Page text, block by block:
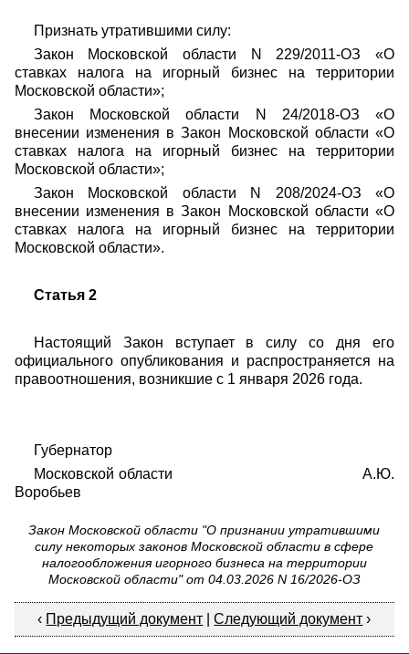
Признать утратившими силу:
Закон Московской области N 229/2011-ОЗ «О
ставках налога на игорный бизнес на территории
Московской области»;
Закон Московской области N 24/2018-ОЗ «О
внесении изменения в Закон Московской области «О
ставках налога на игорный бизнес на территории
Московской области»;
Закон Московской области N 208/2024-ОЗ «О
внесении изменения в Закон Московской области «О
ставках налога на игорный бизнес на территории
Московской области».
Статья 2
Настоящий Закон вступает в силу со дня его
официального опубликования и распространяется на
правоотношения, возникшие с 1 января 2026 года.
Губернатор
Московской области А.Ю.
Воробьев
Закон Московской области "О признании утратившими
силу некоторых законов Московской области в сфере
налогообложения игорного бизнеса на территории
Московской области" от 04.03.2026 N 16/2026-ОЗ
‹ Предыдущий документ |Следующий документ ›